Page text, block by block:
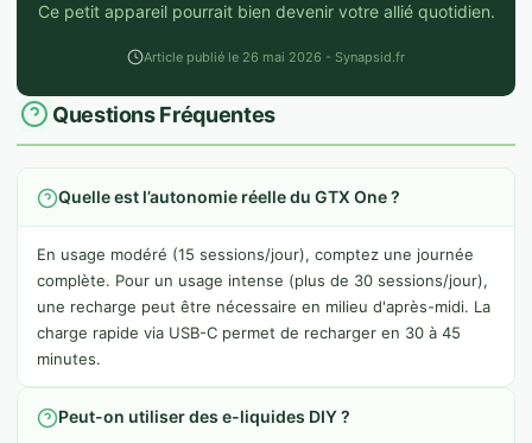
Ce petit appareil pourrait bien devenir votre allié quotidien.
Article publié le 26 mai 2026 - Synapsid.fr
Questions Fréquentes
Quelle est l’autonomie réelle du GTX One ?
En usage modéré (15 sessions/jour), comptez une journée
complète. Pour un usage intense (plus de 30 sessions/jour),
une recharge peut être nécessaire en milieu d'après-midi. La
charge rapide via USB-C permet de recharger en 30 à 45
minutes.
Peut-on utiliser des e-liquides DIY ?